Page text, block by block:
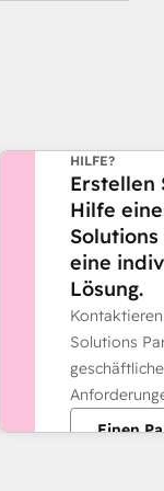
HILFE?
Erstellen
Hilfe
eine
Lösung.
Solutions
Einen